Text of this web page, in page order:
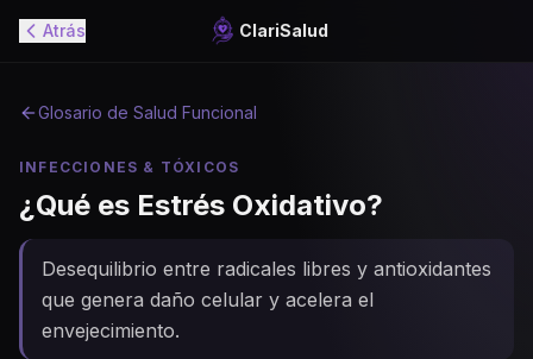
Atrás ClariSalud
Glosario de Salud Funcional
INFECCIONES & TÓXICOS
¿Qué es Estrés Oxidativo?
Desequilibrio entre radicales libres y antioxidantes
que genera daño celular y acelera el
envejecimiento.